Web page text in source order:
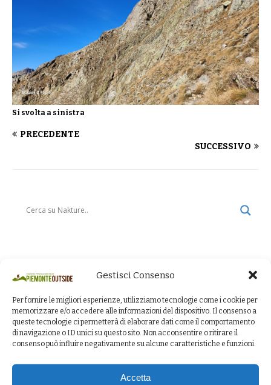
Gestisci Consenso
Per fornire le migliori esperienze, utilizziamo tecnologie come i cookie per
memorizzare e/o accedere alle informazioni del dispositivo. Il consenso a
queste tecnologie ci permetterà di elaborare dati come il comportamento
di navigazione o ID unici su questo sito. Non acconsentire o ritirare il
consenso può influire negativamente su alcune caratteristiche e funzioni.
Accetta
Si svolta a sinistra
PRECEDENTE
SUCCESSIVO